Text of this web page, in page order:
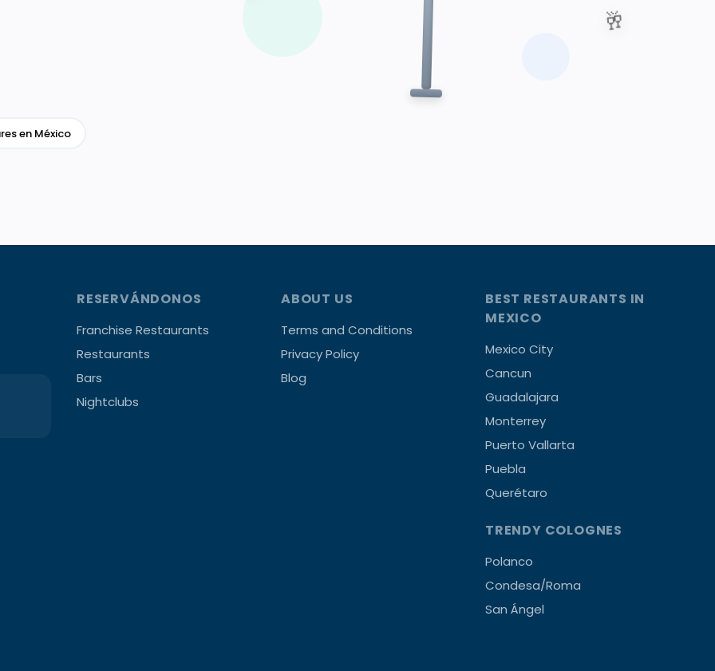
en México
🥂
RESERVÁNDONOS
Franchise Restaurants
Restaurants
Bars
Nightclubs
ABOUT US
Terms and Conditions
Privacy Policy
Blog
BEST RESTAURANTS IN
MEXICO
Mexico City
Cancun
Guadalajara
Monterrey
Puerto Vallarta
Puebla
Querétaro
TRENDY COLOGNES
Polanco
Condesa/Roma
San Ángel